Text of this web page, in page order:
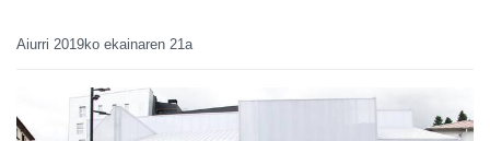
Aiurri 2019ko ekainaren 21a